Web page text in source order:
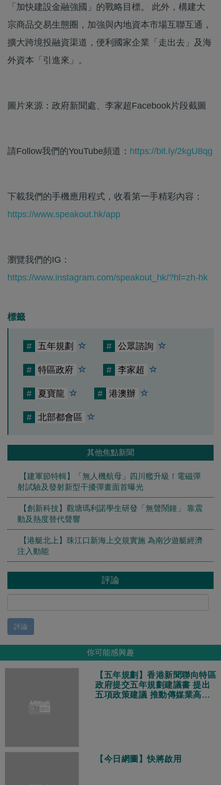
「加快建設金融強國」的戰略目標。 此外，構建大
宗商品交易生態圈，加強與內地資本市場互聯互通，
擴大跨境投融資渠道，便利國家企業「走出去」及海
外資本「引進來」。
圖片來源：政府新聞處、李家超Facebook片段截圖
請Follow我們的YouTube頻道： https://bit.ly/2kgU8qg
下載我們的手機應用程式，收看第一手精彩內容：
https://www.speakout.hk/app
瀏覽我們的IG：
https://www.instagram.com/speakout_hk/?hl=zh-hk
標籤
# 五年規劃 # 公眾諮詢
# 特區政府 # 李家超
# 夏寶龍 # 港澳辦
# 北部都會區
其他焦點新聞
【建軍節特輯】「無人機航母」四川艦升級！電磁彈
射試驗及發射新型干擾彈畫面首曝光
【創新科技】觀塘瑪利諾學生研發「無聲鬧鐘」 靠震
動及熱度替代聲響
【港艇北上】珠江口新海上交規實施 為南沙遊艇經濟
注入動能
評論
評論
你可能感興趣
【五年規劃】香港新聞聯向特區
政府提交五年規劃建議書 提出
五項政策建議 推動傳媒業高質
【今日網圖】快將啟用